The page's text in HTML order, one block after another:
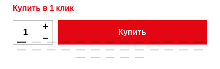
Купить в 1 клик
Купить